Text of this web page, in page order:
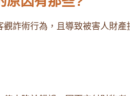
詐術行為，且導致被害人財